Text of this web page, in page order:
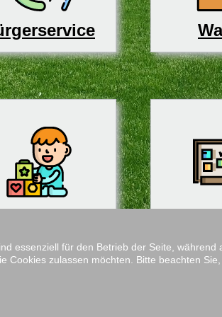
essenziell für den Betrieb der Seite,
Cookies zulassen möchten. Bitte beachten